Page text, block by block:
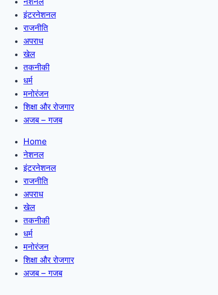
इंटरनेशनल
राजनीति
अपराध
खेल
तकनीकी
धर्म
मनोरंजन
शिक्षा और रोजगार
अजब – गजब
Home
नेशनल
इंटरनेशनल
राजनीति
अपराध
खेल
तकनीकी
धर्म
मनोरंजन
शिक्षा और रोजगार
अजब – गजब